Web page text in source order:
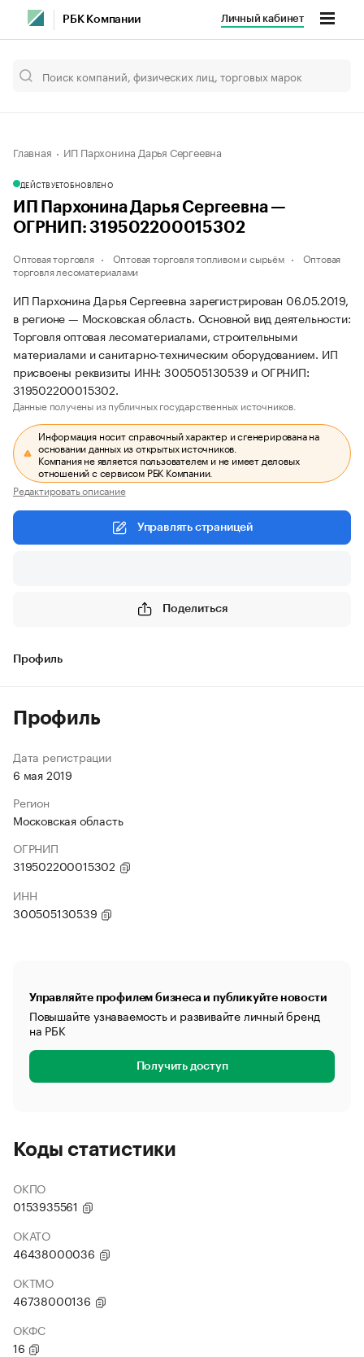
РБК Компании Личный кабинет
Главная ИП Пархонина Дарья Сергеевна
ДЕЙСТВУЕТОБНОВЛЕНО
ИП Пархонина Дарья Сергеевна —
ОГРНИП: 319502200015302
Оптовая торговля Оптовая торговля топливом и сырьём
Оптовая
торговля лесоматериалами
ИП Пархонина Дарья Сергеевна зарегистрирован 06.05.2019,
в регионе — Московская область. Основной вид деятельности:
Торговля оптовая лесоматериалами, строительными
материалами и санитарно-техническим оборудованием. ИП
присвоены реквизиты ИНН: 300505130539 и ОГРНИП:
319502200015302.
Данные получены из публичных государственных источников.
Информация носит справочный характер и сгенерирована на
основании данных из открытых источников.
Компания не является пользователем и не имеет деловых
отношений с сервисом РБК Компании.
Редактировать описание
Управлять страницей
Поделиться
Профиль
Профиль
Дата регистрации
6 мая 2019
Регион
Московская область
ОГРНИП
319502200015302
ИНН
300505130539
Управляйте профилем бизнеса и публикуйте новости
Повышайте узнаваемость и развивайте личный бренд
на РБК
Получить доступ
Коды статистики
ОКПО
0153935561
ОКАТО
46438000036
ОКТМО
46738000136
ОКФС
16